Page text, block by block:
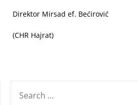
Direktor Mirsad ef. Bećirović
(CHR Hajrat)
FOR: